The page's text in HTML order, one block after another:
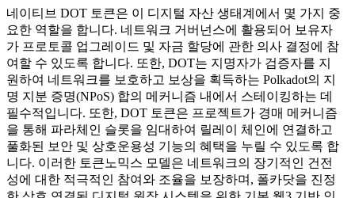
네이티브 DOT 토큰은 이 디지털 자산 생태계에서 몇 가지 중
요한 역할을 합니다. 네트워크 거버넌스에 활용되어 보유자
가 프로토콜 업그레이드 및 자금 할당에 관한 의사 결정에 참
여할 수 있도록 합니다. 또한, DOT는 지명자가 검증자를 지
원하여 네트워크를 보호하고 보상을 획득하는 Polkadot의 지
명 지분 증명(NPoS) 합의 메커니즘 내에서 스테이킹하는 데
필수적입니다. 또한, DOT 토큰은 프로젝트가 경매 메커니즘
을 통해 파라체인 슬롯을 임대하여 릴레이 체인에 연결하고
풀화된 보안 및 상호운용성 기능의 혜택을 누릴 수 있도록 합
니다. 이러한 토큰노믹스 모델은 네트워크의 장기적인 건전
성에 대한 적극적인 참여와 조율을 보장하며, 폴카닷을 진정